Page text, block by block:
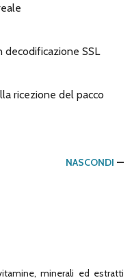
decodificazione SSL
ricezione del pacco
NASCONDI
minerali ed estratti